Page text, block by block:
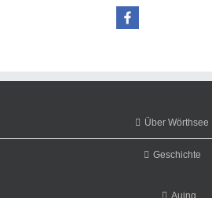
Über Wörthsee
Geschichte